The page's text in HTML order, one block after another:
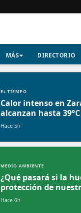
MÁS DIRECTORIO
EL TIEMPO
Calor intenso en
alcanzan hasta
Hace 5h
MEDIO AMBIENTE
¿Qué pasará si la
protección de
Hace 6h